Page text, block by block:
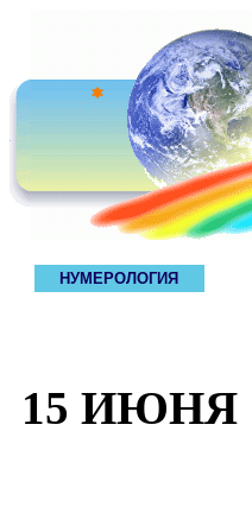
НУМЕРОЛОГИЯ
15 ИЮНЯ